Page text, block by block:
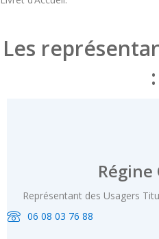
Les
:
Régine
Représentant des Usagers
06 08 03 76 88